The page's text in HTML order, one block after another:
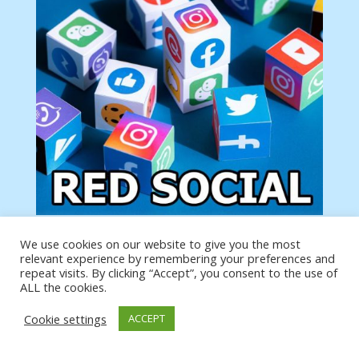
Tu anuncio va aquí
Podemos poner tu anuncio aquí con un link de tu
producto o página
We use cookies on our website to give you the most
relevant experience by remembering your preferences and
repeat visits. By clicking “Accept”, you consent to the use of
ALL the cookies.
Cookie settings
ACCEPT
https://analytics.google.com/analytics/web/?